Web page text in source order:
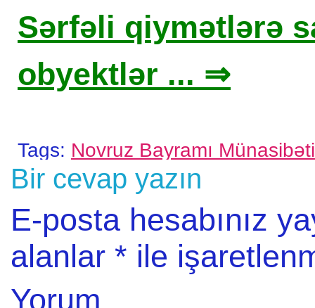
Sərfəli qiymətlərə
obyektlər ... ⇒
Tags: Novruz Bayramı
Bir cevap yazın
E-posta hesabınız
alanlar * ile
Yorum